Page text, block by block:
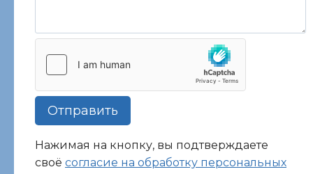
Отправить
Нажимая на кнопку, вы подтверждаете
своё согласие на обработку персональных